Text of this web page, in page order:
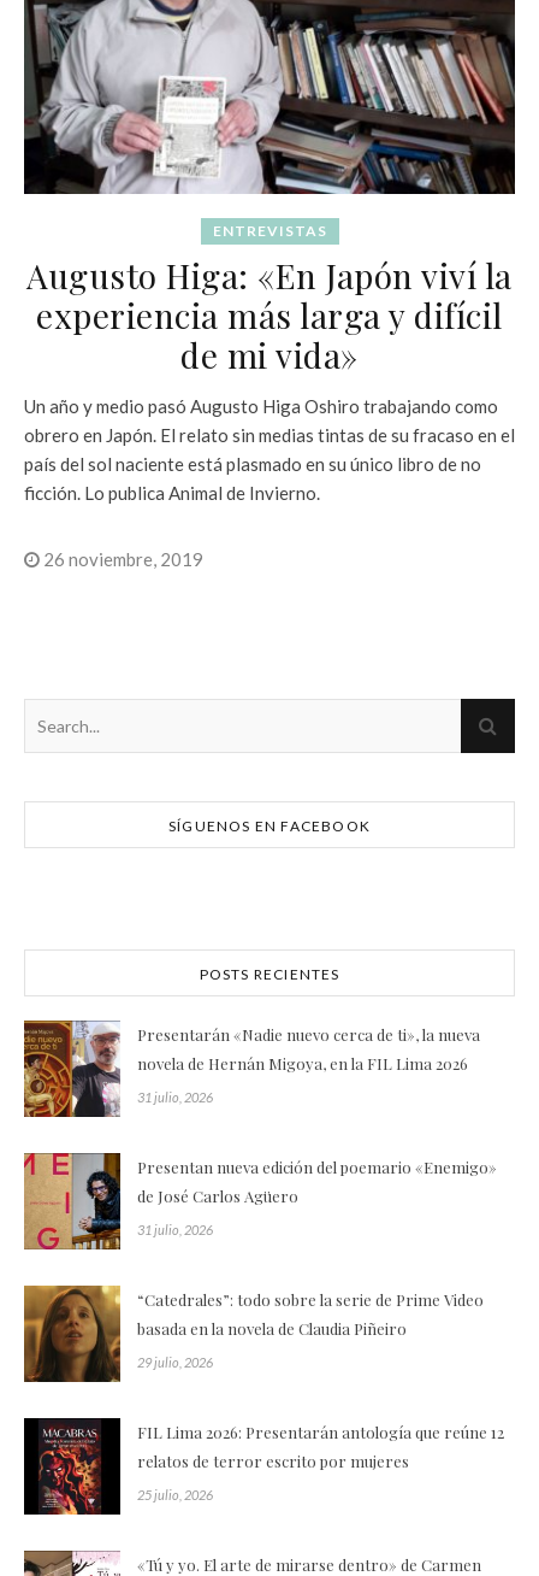
ENTREVISTAS
Augusto Higa: «En Japón viví la
experiencia más larga y difícil
de mi vida»
Un año y medio pasó Augusto Higa Oshiro trabajando como
obrero en Japón. El relato sin medias tintas de su fracaso en el
país del sol naciente está plasmado en su único libro de no
ficción. Lo publica Animal de Invierno.
26 noviembre, 2019
SÍGUENOS EN FACEBOOK
POSTS RECIENTES
Presentarán «Nadie nuevo cerca de ti», la nueva
novela de Hernán Migoya, en la FIL Lima 2026
31 julio, 2026
Presentan nueva edición del poemario «Enemigo»
de José Carlos Agüero
31 julio, 2026
“Catedrales”: todo sobre la serie de Prime Video
basada en la novela de Claudia Piñeiro
29 julio, 2026
FIL Lima 2026: Presentarán antología que reúne 12
relatos de terror escrito por mujeres
25 julio, 2026
«Tú y yo. El arte de mirarse dentro» de Carmen